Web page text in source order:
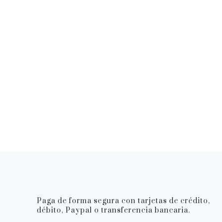
Paga de forma segura con tarjetas de crédito,
débito, Paypal o transferencia bancaria.